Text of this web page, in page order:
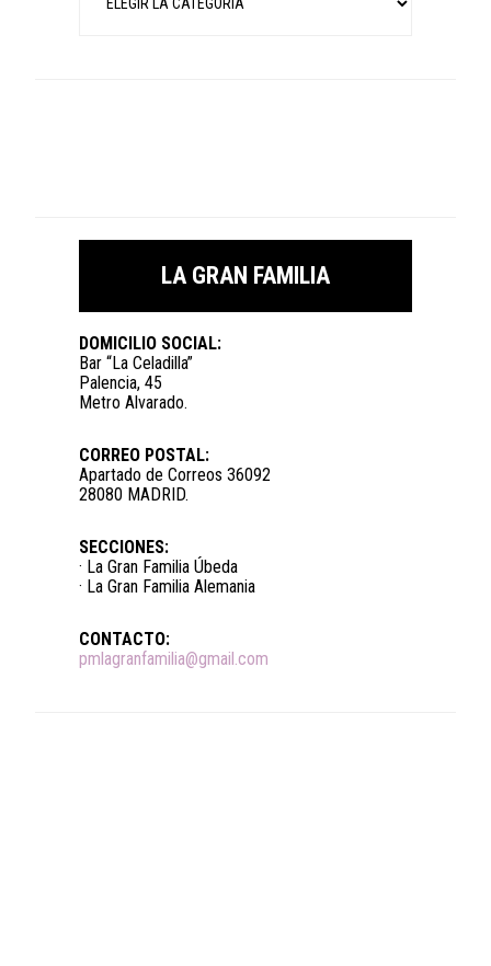
LA GRAN FAMILIA
DOMICILIO SOCIAL:
Bar “La Celadilla”
Palencia, 45
Metro Alvarado.
CORREO POSTAL:
Apartado de Correos 36092
28080 MADRID.
SECCIONES:
· La Gran Familia Úbeda
· La Gran Familia Alemania
CONTACTO:
pmlagranfamilia@gmail.com